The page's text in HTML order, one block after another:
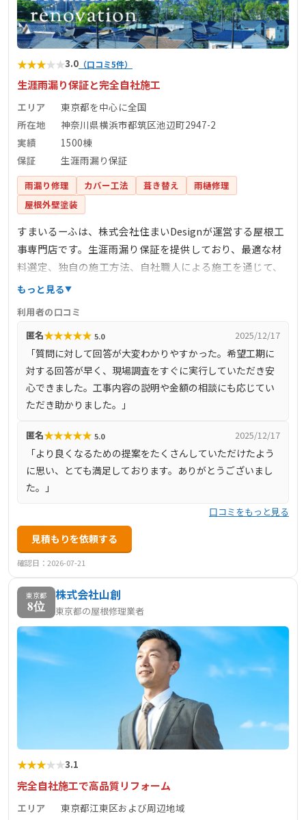
★★★★★3.0 （口コミ5件）
生涯雨漏り保証と完全自社施工
エリア
東京都を中心に全国
所在地
神奈川県横浜市都筑区池辺町2947-2
実績
1500棟
保証
生涯雨漏り保証
雨漏り修理 カバー工法 葺き替え
雨樋修理
屋根外壁塗装
すまいるーふは、株式会社住まいDesignが運営する屋根工
事専門店です。生涯雨漏り保証を提供しており、最適な材
料選定、独自の施工方法、自社職人による施工を通じて、
雨漏りしない住まいの安心を提供しています。完全自社施
任を持って施工を行っています。また、しつこい営業を一
切行わず、お客様のご要望に沿った最善の提案を心掛けて
います。
もっと見る
利用者の口コミ
匿名★★★★★ 5.0 2025/12/17
「質問に対して回答が大変わかりやすかった。希望工期に
対する回答が早く、現場調査をすぐに実行していただき安
心できました。工事内容の説明や金額の相談にも応じてい
ただき助かりました。」
匿名★★★★★ 5.0 2025/12/17
「より良くなるための提案をたくさんしていただけたよう
に思い、とても満足しております。ありがとうございまし
た。」
口コミをもっと見る
見積もりを依頼する
確認日：2026-07-21
東京都
8位
株式会社山創
東京都の屋根修理業者
★★★★★3.1
完全自社施工で高品質リフォーム
エリア
東京都江東区および周辺地域